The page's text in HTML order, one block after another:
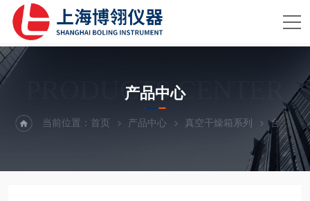
PRODUCTS CENTER
产品中心
当前位置：首页 产品中心 真空干燥箱系列 台式真空干燥箱